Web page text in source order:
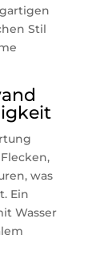
Stil
was
Ein
Wasser